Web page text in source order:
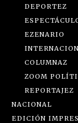
DEPORTEZ
EZENARIO
COLUMNAZ
ZOOM
REPORTAJEZ
NACIONAL
EDICIÓN